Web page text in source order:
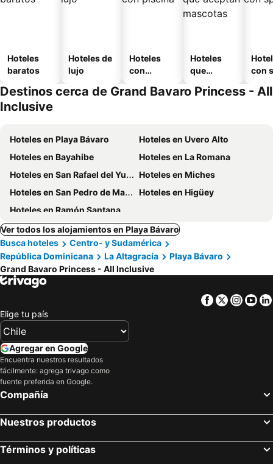
Hoteles
baratos
Hoteles de
lujo
Hoteles
con
Hoteles
que
mascotas
con
Destinos cerca de Grand Bavaro Princess - All
Inclusive
Hoteles en Playa Bávaro
Hoteles en Uvero Alto
Hoteles en Bayahibe
Hoteles en La Romana
Hoteles en San Rafael del Yuma
Hoteles en Miches
Hoteles en San Pedro de Macoris
Hoteles en Higüey
Hoteles en Ramón Santana
Ver todos los alojamientos en Playa Bávaro
Busca hoteles
Centro- y Sudamérica
República Dominicana
La Altagracía
Playa Bávaro
Grand Bavaro Princess - All Inclusive
Facebook
Twitter
Elige tu país
Agregar en Google
Encuentra nuestros resultados
fácilmente: agrega trivago como
fuente preferida en Google.
Compañía
Nuestros productos
Términos y políticas